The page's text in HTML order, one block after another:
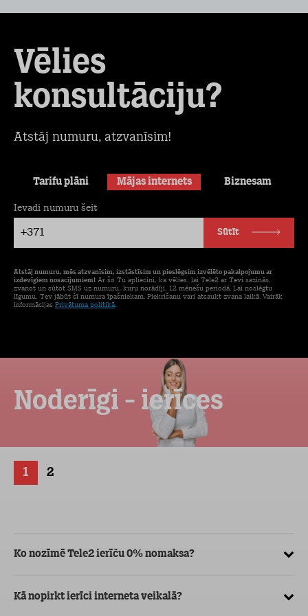
Vēlies
konsultāciju?
Atstāj numuru, atzvanīsim!
Tarifu plāni Mājas internets Biznesam
+371
Ievadi numuru šeit
Sūtīt
Atstāj numuru, mēs atzvanīsim, izstāstīsim un pieslēgsim izvēlēto pakalpojumu ar
izdevīgiem nosacījumiem! Ar šo Tu apliecini, ka vēlies, lai Tele2 ar Tevi sazinās,
zvanot un sūtot SMS uz numuru, kuru norādīji, 12 mēnešu periodā. Lai noslēgtu
līgumu, Tev jābūt šī numura īpašniekam. Piekrišanu vari atsaukt zvana laikā. Vairāk
informācijas Privātuma politikā.
Noderīgi - ierīces
1 2
Ko nozīmē Tele2 ierīču 0% nomaksa?
Kā nopirkt ierīci interneta veikalā?